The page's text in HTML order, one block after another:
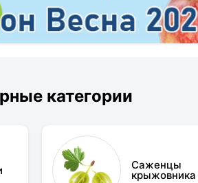
категории
Саженцы
крыжовника